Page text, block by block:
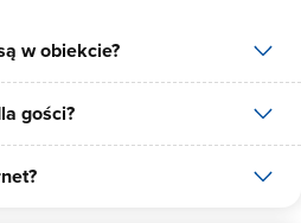
w obiekcie?
formy płatności: płatność
gości?
parking dla gości na 1 miejsce.